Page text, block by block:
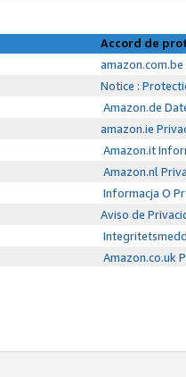
Accord de
Notice :
Amazon.de
amazon.ie
Amazon.it
Amazon.nl
Informacja O
Aviso de
Amazon.co.uk